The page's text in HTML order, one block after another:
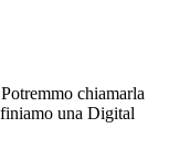
chiamarla
una Digital